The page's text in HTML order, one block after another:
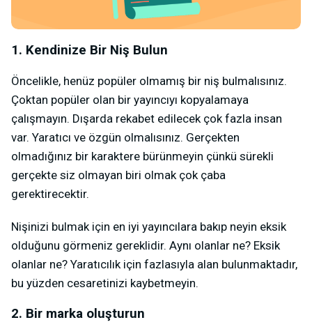
1. Kendinize Bir Niş Bulun
Öncelikle, henüz popüler olmamış bir niş bulmalısınız.
Çoktan popüler olan bir yayıncıyı kopyalamaya
çalışmayın. Dışarda rekabet edilecek çok fazla insan
var. Yaratıcı ve özgün olmalısınız. Gerçekten
olmadığınız bir karaktere bürünmeyin çünkü sürekli
gerçekte siz olmayan biri olmak çok çaba
gerektirecektir.
Nişinizi bulmak için en iyi yayıncılara bakıp neyin eksik
olduğunu görmeniz gereklidir. Aynı olanlar ne? Eksik
olanlar ne? Yaratıcılık için fazlasıyla alan bulunmaktadır,
bu yüzden cesaretinizi kaybetmeyin.
2. Bir marka oluşturun